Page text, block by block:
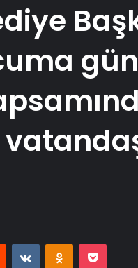
Reddit VKontakteOdnoklassniki
Pocket